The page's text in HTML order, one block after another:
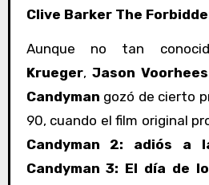
Clive Barker The
Aunque no tan
Krueger, Jason Voorhees
Candyman gozó de cierto
90, cuando el film original
Candyman 2: adiós a
Candyman 3: El día de